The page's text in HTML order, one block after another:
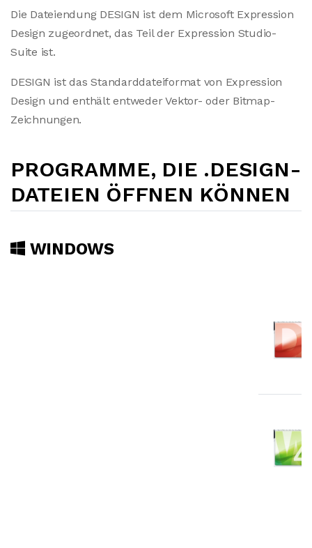
Die Dateiendung DESIGN ist dem Microsoft Expression
Design zugeordnet, das Teil der Expression Studio-
Suite ist.
DESIGN ist das Standarddateiformat von Expression
Design und enthält entweder Vektor- oder Bitmap-
Zeichnungen.
PROGRAMME, DIE .DESIGN-
DATEIEN ÖFFNEN KÖNNEN
WINDOWS